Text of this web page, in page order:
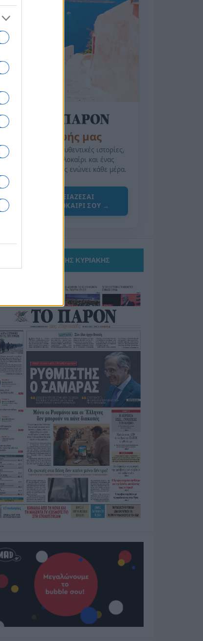
της Ζωής μας
Οι άνθρωποι, οι αυθεντικές ιστορίες,
το ελληνικό καλοκαίρι και ένας
πολιτισμός που μας ενώνει κάθε μέρα.
ΟΣΑ ΧΡΕΙΑΖΕΣΑΙ
ΓΙΑ ΤΟ ΚΑΛΟΚΑΙΡΙ ΣΟΥ →
ΤΟ ΠΑΡΟΝ ΤΗΣ ΚΥΡΙΑΚΗΣ